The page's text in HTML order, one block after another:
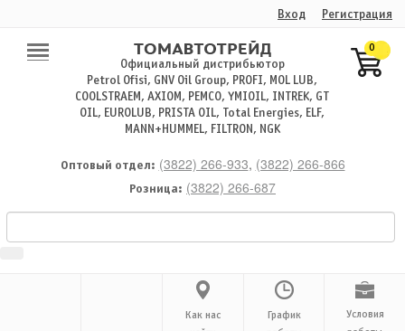
Вход Регистрация
Официальный дистрибьютор
Petrol Ofisi, GNV Oil Group, PROFI, MOL LUB,
COOLSTRAEM, AXIOM, PEMCO, YMIOIL, INTREK, GT
OIL, EUROLUB, PRISTA OIL, Total Energies, ELF,
MANN+HUMMEL, FILTRON, NGK
0
Оптовый отдел: (3822) 266-933, (3822) 266-866
Розница: (3822) 266-687
Как нас
График
Условия